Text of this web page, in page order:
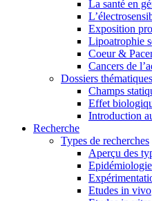
La santé en
Exposition
Lipoatrophie
Coeur &
Cancers de
Dossiers
Champs
Effet
Introduction
Recherche
Types de recherches
Aperçu des
Epidémiologie
Etudes in vivo